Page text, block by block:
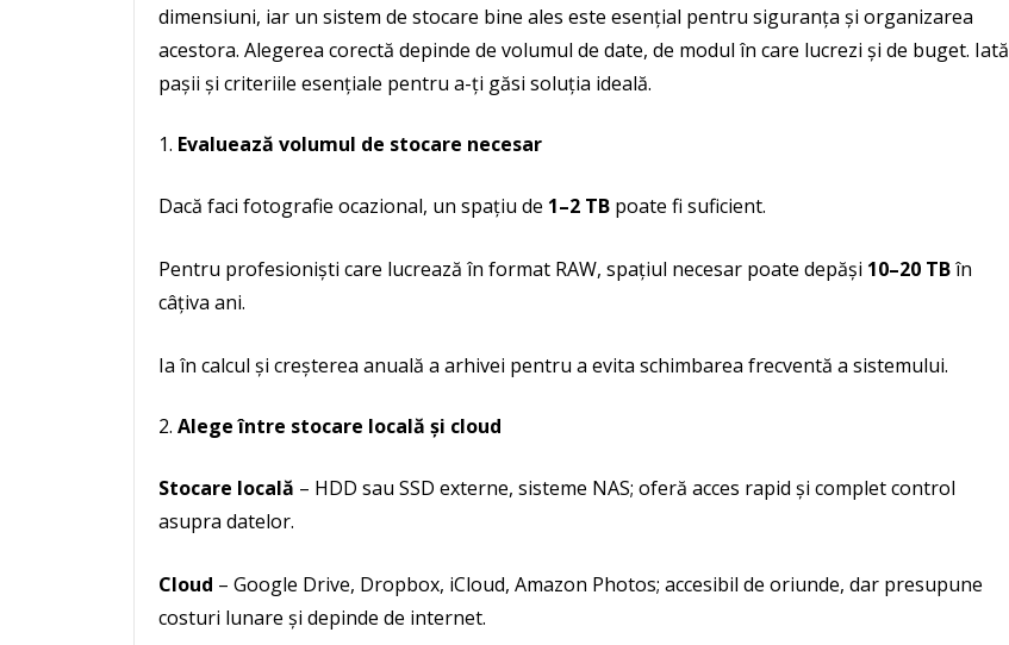
dimensiuni, iar un sistem de stocare bine ales este esențial pentru siguranța și organizarea
acestora. Alegerea corectă depinde de volumul de date, de modul în care lucrezi și de buget. Iată
pașii și criteriile esențiale pentru a-ți găsi soluția ideală.
Evaluează volumul de stocare necesar
Dacă faci fotografie ocazional, un spațiu de 1–2 TB poate fi suficient.
Pentru profesioniști care lucrează în format RAW, spațiul necesar poate depăși 10–20 TBîn
câțiva ani.
Ia în calcul și creșterea anuală a arhivei pentru a evita schimbarea frecventă a sistemului.
Alege între stocare locală și cloud
Stocare locală – HDD sau SSD externe, sisteme NAS; oferă acces rapid și complet control
asupra datelor.
Cloud – Google Drive, Dropbox, iCloud, Amazon Photos; accesibil de oriunde, dar presupune
costuri lunare și depinde de internet.